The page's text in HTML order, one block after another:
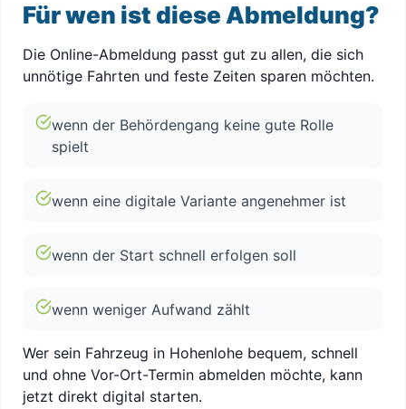
Für wen ist diese Abmeldung?
Die Online-Abmeldung passt gut zu allen, die sich
unnötige Fahrten und feste Zeiten sparen möchten.
wenn der Behördengang keine gute Rolle
spielt
wenn eine digitale Variante angenehmer ist
wenn der Start schnell erfolgen soll
wenn weniger Aufwand zählt
Wer sein Fahrzeug in Hohenlohe bequem, schnell
und ohne Vor-Ort-Termin abmelden möchte, kann
jetzt direkt digital starten.